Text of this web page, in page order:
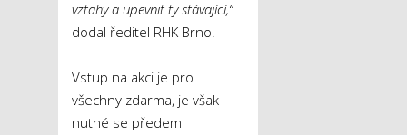
vztahy a upevnit ty stávající,“
dodal ředitel RHK Brno.
Vstup na akci je pro
všechny zdarma, je však
nutné se předem